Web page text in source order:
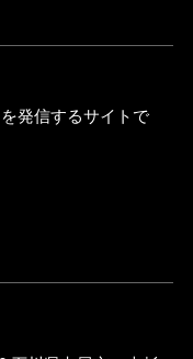
発信するサイトで